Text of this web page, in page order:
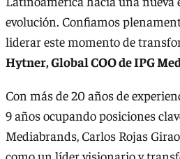
evolución. Confiamos
liderar este momento de
Hytner, Global COO de IPG
Con más de 20 años de
9 años ocupando posiciones
Mediabrands, Carlos Rojas
como un líder visionario y